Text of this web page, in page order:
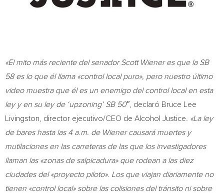
«El mito más reciente del senadorScott Wieneres que la SB
58 es lo que él llama «control local puro», pero nuestro último
video muestra que él es un enemigo del control local en esta
ley y en su ley de ‘upzoning’ SB 50″ , declaró Bruce Lee
Livingston , director ejecutivo/CEO de Alcohol Justice . «La ley
de bares hasta las 4 a.m. de Wiener causará muertes y
mutilaciones en las carreteras de las que los investigadores
llaman las «zonas de salpicadura» que rodean a las diez
ciudades del «proyecto piloto». Los que viajan diariamente no
tienen «control local» sobre las colisiones del tránsito ni sobre